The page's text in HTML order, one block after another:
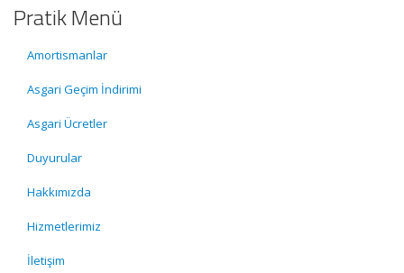
Pratik Menü
Amortismanlar
Asgari Geçim İndirimi
Asgari Ücretler
Duyurular
Hakkımızda
Hizmetlerimiz
İletişim